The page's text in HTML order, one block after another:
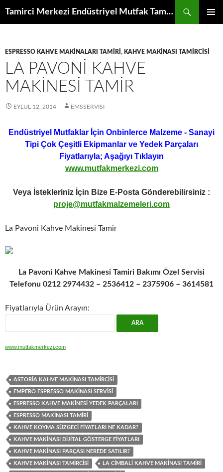
Tamirci Merkezi Endüstriyel Mutfak Tamiri Periyodik Bakımı Servisi
ESPRESSO KAHVE MAKINALARI TAMIRI , KAHVE MAKINASI TAMIRCISI
LA PAVONI KAHVE
MAKINESI TAMIR
EYLÜL 12, 2014 EMSSERVISI
Endüstriyel Mutfaklar İçin Onbinlerce Malzeme - Sanayi
Tipi Çok Çeşitli Ekipmanlar ve Yedek Parçaları
Fiyatlarıyla; Aşağıyı Tıklayın
www.mutfakmerkezi.com
Veya İstekleriniz İçin Bize E-Posta Gönderebilirsiniz :
proje@mutfakmalzemeleri.com
La Pavoni Kahve Makinesi Tamir
La Pavoni Kahve Makinesi Tamiri Bakımı Özel Servisi
Telefonu 0212 2974432 – 2536412 – 2375906 – 3614581
Fiyatlarıyla Ürün Arayın:
www.mutfakmerkezi.com
ASTORIA KAHVE MAKINASI TAMIRCISI
EMPERO ESPRESSO MAKINASI SERVISI
ESPRESSO KAHVE MAKINESI YEDEK PARÇALARI
ESPRESSO MAKINASI TAMIRI
KAHVE KOYMA SÜZGECI FIYATLARI NE KADAR?
KAHVE MAKINASI DIJITAL GÖSTERGE FIYATLARI
KAHVE MAKINASI PARÇASI NEREDE SATILIR?
KAHVE MAKINASI TAMIRCISI LA CIMBALI KAHVE MAKINASI TAMIRI